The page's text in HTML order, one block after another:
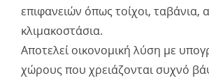
επιφανειών όπως τοίχοι, ταβάνια,
κλιμακοστάσια.
Αποτελεί οικονομική λύση με
χώρους που χρειάζονται συχνό